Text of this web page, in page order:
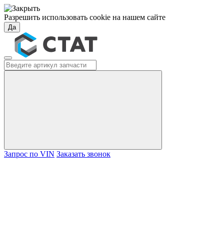
Разрешить использовать cookie на нашем сайте
Да
Запрос по VIN Заказать звонок